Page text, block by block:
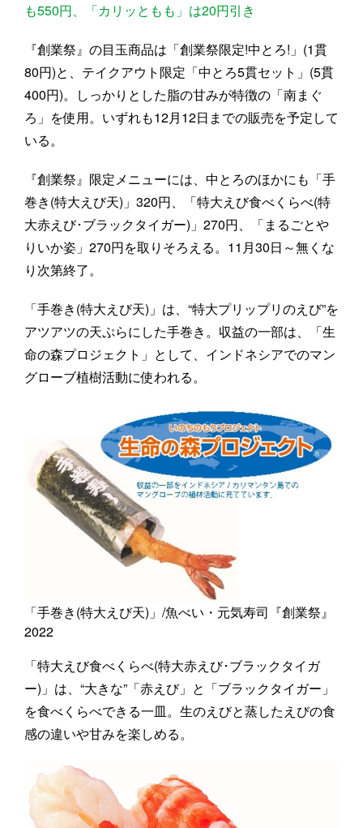
も550円、「カリッともも」は20円引き
『創業祭』の目玉商品は「創業祭限定!中とろ!」(1貫
80円)と、テイクアウト限定「中とろ5貫セット」(5貫
400円)。しっかりとした脂の甘みが特徴の「南まぐ
ろ」を使用。いずれも12月12日までの販売を予定して
いる。
『創業祭』限定メニューには、中とろのほかにも「手
巻き(特大えび天)」320円、「特大えび食べくらべ(特
大赤えび･ブラックタイガー)」270円、「まるごとや
りいか姿」270円を取りそろえる。11月30日～無くな
り次第終了。
「手巻き(特大えび天)」は、“特大プリップリのえび”を
アツアツの天ぷらにした手巻き。収益の一部は、「生
命の森プロジェクト」として、インドネシアでのマン
グローブ植樹活動に使われる。
「手巻き(特大えび天)」/魚べい・元気寿司『創業祭』
2022
「特大えび食べくらべ(特大赤えび･ブラックタイガ
ー)」は、“大きな”「赤えび」と「ブラックタイガー」
を食べくらべできる一皿。生のえびと蒸したえびの食
感の違いや甘みを楽しめる。